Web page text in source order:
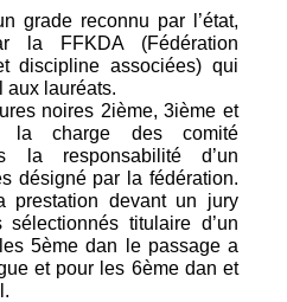
grade reconnu par l’état,
la FFKDA (Fédération
discipline associées) qui
aux lauréats.
noires 2ième, 3ième et
charge des comité
la responsabilité d’un
désigné par la fédération.
prestation devant un jury
titulaire d’un
5ème dan le passage a
et pour les 6ème dan et